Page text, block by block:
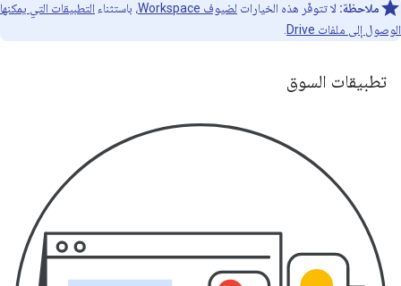
ملاحظة: لا تتوفّر هذه الخيارات لضيوف Workspace ، باستثناء التطبيقات التي يمكنها
الوصول إلى ملفات Drive
تطبيقات السوق